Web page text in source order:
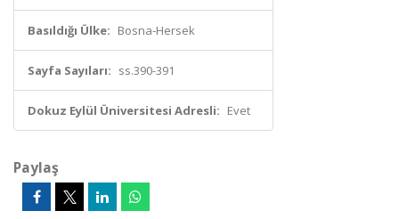
Basıldığı Ülke: Bosna-Hersek
Sayfa Sayıları: ss.390-391
Dokuz Eylül Üniversitesi Adresli: Evet
Paylaş